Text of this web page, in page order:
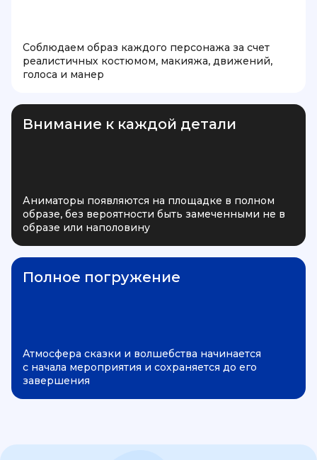
Соблюдаем образ каждого персонажа за счет
реалистичных костюмом, макияжа, движений,
голоса и манер
Внимание к каждой детали
Аниматоры появляются на площадке в полном
образе, без вероятности быть замеченными не в
образе или наполовину
Полное погружение
Атмосфера сказки и волшебства начинается
с начала мероприятия и сохраняется до его
завершения